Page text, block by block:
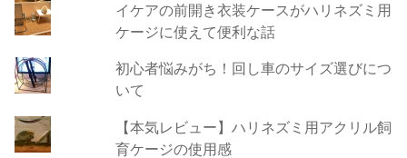
イケアの前開き衣装ケースがハリネズミ用
ケージに使えて便利な話
初心者悩みがち！回し車のサイズ選びにつ
いて
【本気レビュー】ハリネズミ用アクリル飼
育ケージの使用感